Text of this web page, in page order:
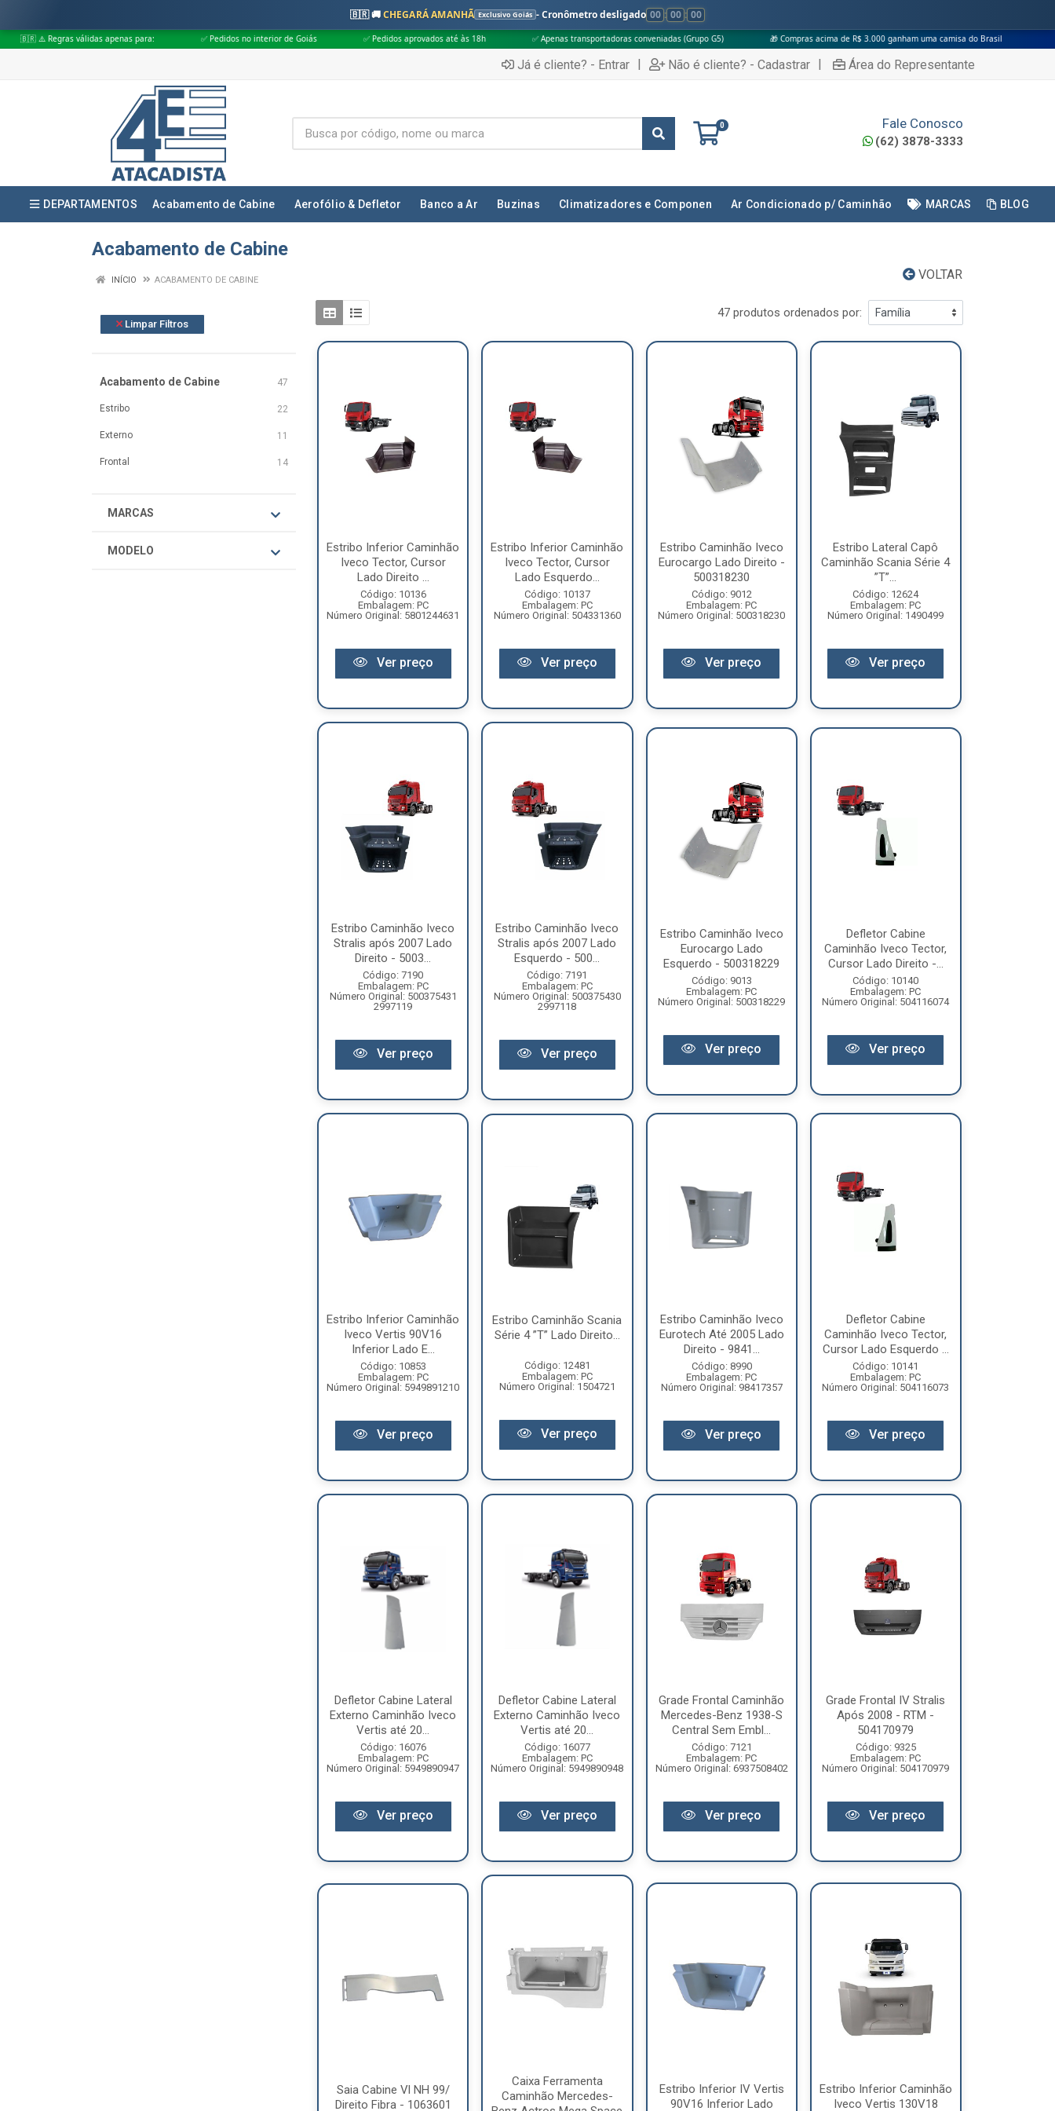
🇧🇷 🚚CHEGARÁ AMANHÃ Exclusivo Goiás - Cronômetro desligado 00 : 00 : 00
válidas apenas para: ✅ Pedidos no interior de Goiás ✅ Pedidos aprovados até às 18h ✅ Apenas transportadoras conveniadas (Grupo G5) 🎁 Compras acima de R$ 3.000 ganham uma camisa do Brasil
Já é cliente? - Entrar | Não é cliente? - Cadastrar | Área do Representante
0 Fale Conosco
(62) 3878-3333
DEPARTAMENTOS Acabamento de Cabine Aerofólio & Defletor Banco a Ar Buzinas Climatizadores e Componen Ar Condicionado p/ Caminhão MARCAS BLOG
Acabamento de Cabine
VOLTAR
INÍCIO ACABAMENTO DE CABINE
Limpar Filtros
Acabamento de Cabine 47
Estribo 22
Externo 11
Frontal 14
MARCAS
MODELO
47 produtos ordenados por:
Estribo Inferior Caminhão
Iveco Tector, Cursor
Lado Direito ...
Código: 10136
Embalagem: PC
Número Original: 5801244631
Ver preço
Estribo Inferior Caminhão
Iveco Tector, Cursor
Lado Esquerdo...
Código: 10137
Embalagem: PC
Número Original: 504331360
Ver preço
Estribo Caminhão Iveco
Eurocargo Lado Direito -
500318230
Código: 9012
Embalagem: PC
Número Original: 500318230
Ver preço
Estribo Lateral Capô
Caminhão Scania Série 4
”T”...
Código: 12624
Embalagem: PC
Número Original: 1490499
Ver preço
Estribo Caminhão Iveco
Stralis após 2007 Lado
Direito - 5003...
Código: 7190
Embalagem: PC
Número Original: 500375431
2997119
Ver preço
Estribo Caminhão Iveco
Stralis após 2007 Lado
Esquerdo - 500...
Código: 7191
Embalagem: PC
Número Original: 500375430
2997118
Ver preço
Estribo Caminhão Iveco
Eurocargo Lado
Esquerdo - 500318229
Código: 9013
Embalagem: PC
Número Original: 500318229
Ver preço
Defletor Cabine
Caminhão Iveco Tector,
Cursor Lado Direito -...
Código: 10140
Embalagem: PC
Número Original: 504116074
Ver preço
Estribo Inferior Caminhão
Iveco Vertis 90V16
Inferior Lado E...
Código: 10853
Embalagem: PC
Número Original: 5949891210
Ver preço
Estribo Caminhão Scania
Série 4 ”T” Lado Direito...
Código: 12481
Embalagem: PC
Número Original: 1504721
Ver preço
Estribo Caminhão Iveco
Eurotech Até 2005 Lado
Direito - 9841...
Código: 8990
Embalagem: PC
Número Original: 98417357
Ver preço
Defletor Cabine
Caminhão Iveco Tector,
Cursor Lado Esquerdo ...
Código: 10141
Embalagem: PC
Número Original: 504116073
Ver preço
Defletor Cabine Lateral
Externo Caminhão Iveco
Vertis até 20...
Código: 16076
Embalagem: PC
Número Original: 5949890947
Ver preço
Defletor Cabine Lateral
Externo Caminhão Iveco
Vertis até 20...
Código: 16077
Embalagem: PC
Número Original: 5949890948
Ver preço
Grade Frontal Caminhão
Mercedes-Benz 1938-S
Central Sem Embl...
Código: 7121
Embalagem: PC
Número Original: 6937508402
Ver preço
Grade Frontal IV Stralis
Após 2008 - RTM -
504170979
Código: 9325
Embalagem: PC
Número Original: 504170979
Ver preço
Saia Cabine Vl NH 99/
Direito Fibra - 1063601
Caixa Ferramenta
Caminhão Mercedes-
Estribo Inferior IV Vertis
90V16 Inferior Lado
Estribo Inferior Caminhão
Iveco Vertis 130V18